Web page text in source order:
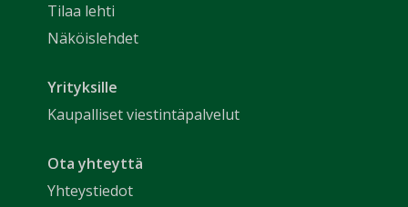
Tilaa lehti
Näköislehdet
Yrityksille
Kaupalliset viestintäpalvelut
Ota yhteyttä
Yhteystiedot